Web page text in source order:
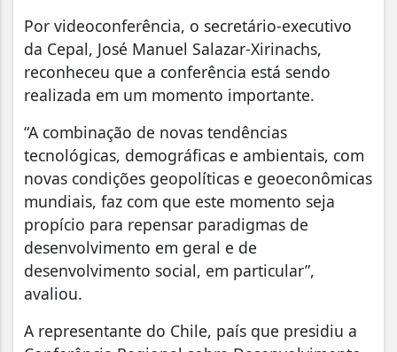
Por videoconferência, o secretário-executivo
da Cepal, José Manuel Salazar-Xirinachs,
reconheceu que a conferência está sendo
realizada em um momento importante.
“A combinação de novas tendências
tecnológicas, demográficas e ambientais, com
novas condições geopolíticas e geoeconômicas
mundiais, faz com que este momento seja
propício para repensar paradigmas de
desenvolvimento em geral e de
desenvolvimento social, em particular”,
avaliou.
A representante do Chile, país que presidiu a